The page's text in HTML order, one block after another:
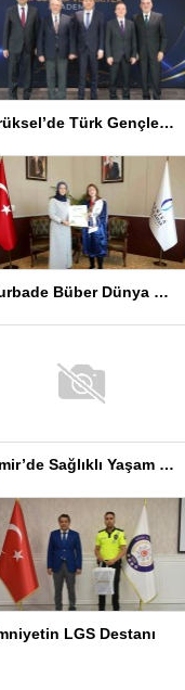
Brüksel’de Türk Gençler İçin Diplomasi Programı
Nurbade Büber Dünya Şampiyonu
İzmir’de Sağlıklı Yaşam Spor Festivali düzenlendi
LGS Destanı